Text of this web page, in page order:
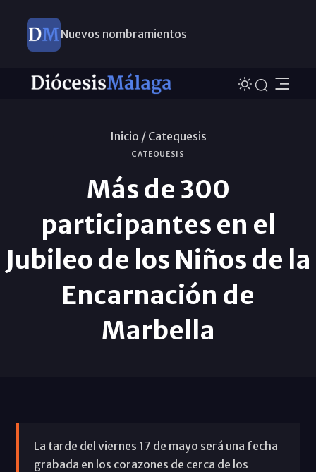
Nuevos nombramientos
Inicio / Catequesis
CATEQUESIS
Más de 300
participantes en el
Jubileo de los Niños de la
Encarnación de
Marbella
La tarde del viernes 17 de mayo será una fecha
grabada en los corazones de cerca de los